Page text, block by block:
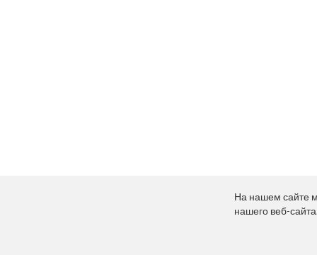
На нашем сайте
нашего веб-